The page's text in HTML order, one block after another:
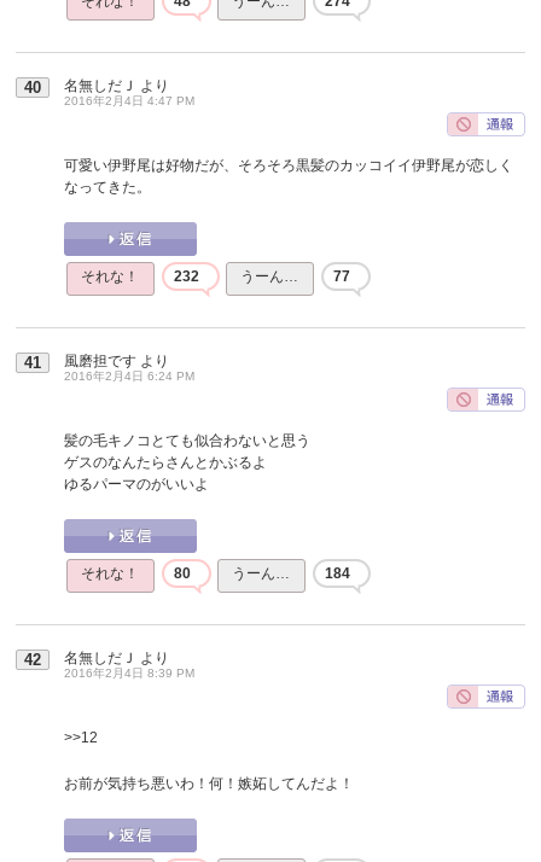
40 名無しだＪ より
2016年2月4日 4:47 PM
可愛い伊野尾は好物だが、そろそろ黒髪のカッコイイ伊野尾が恋しく
なってきた。
それな！ 232 うーん… 77
41 風磨担です より
2016年2月4日 6:24 PM
髪の毛キノコとても似合わないと思う
ゲスのなんたらさんとかぶるよ
ゆるパーマのがいいよ
それな！ 80 うーん… 184
42 名無しだＪ より
2016年2月4日 8:39 PM
>>12
お前が気持ち悪いわ！何！嫉妬してんだよ！